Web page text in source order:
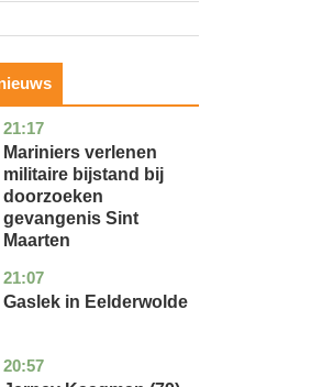
21:17
buitenland
Mariniers verlenen
militaire bijstand bij
doorzoeken
gevangenis Sint
Maarten
21:07
drenthe
nieuws
Gaslek in Eelderwolde
20:57
noord-
glossy